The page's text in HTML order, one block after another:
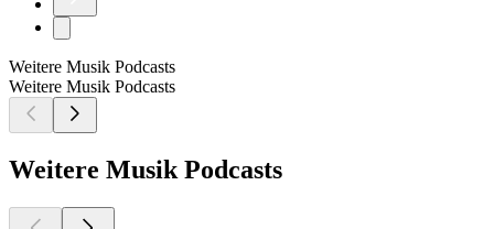
Weitere Musik Podcasts
Weitere Musik Podcasts
Weitere Musik Podcasts